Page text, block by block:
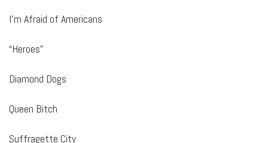
I’m Afraid of Americans
“Heroes”
Diamond Dogs
Queen Bitch
Suffragette City